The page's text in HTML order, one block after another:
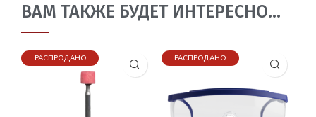
ВАМ ТАКЖЕ БУДЕТ ИНТЕРЕСНО…
РАСПРОДАНО РАСПРОДАНО